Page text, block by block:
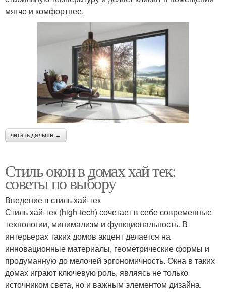
мягче и комфортнее.
читать дальше →
Стиль окон в домах хай тек:
советы по выбору
Введение в стиль хай-тек
Стиль хай-тек (high-tech) сочетает в себе современные
технологии, минимализм и функциональность. В
интерьерах таких домов акцент делается на
инновационные материалы, геометрические формы и
продуманную до мелочей эргономичность. Окна в таких
домах играют ключевую роль, являясь не только
источником света, но и важным элементом дизайна.